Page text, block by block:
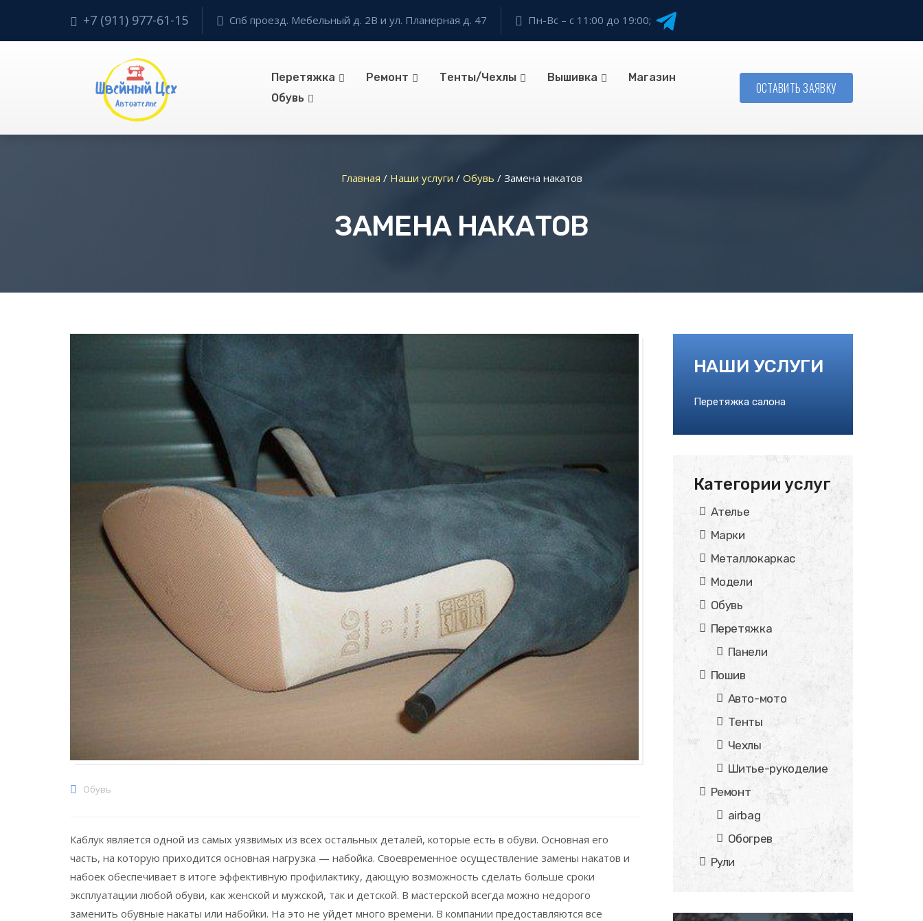
+7 (911) 977-61-15 Спб проезд. Мебельный д. 2В и ул. Планерная д. 47 Пн-Вс – с 11:00 до 19:00;
Перетяжка Ремонт Тенты/Чехлы Вышивка
Магазин
Обувь
ОСТАВИТЬ ЗАЯВКУ
Главная / Наши услуги / Обувь / Замена накатов
ЗАМЕНА НАКАТОВ
Обувь
Каблук является одной из самых уязвимых из всех остальных деталей, которые есть в обуви. Основная его
часть, на которую приходится основная нагрузка — набойка. Своевременное осуществление замены накатов и
набоек обеспечивает в итоге эффективную профилактику, дающую возможность сделать больше сроки
эксплуатации любой обуви, как женской и мужской, так и детской. В мастерской всегда можно недорого
заменить обувные накаты или набойки. На это не уйдет много времени. В компании предоставляются все
НАШИ УСЛУГИ
Перетяжка салона
Категории услуг
Ателье
Марки
Металлокаркас
Модели
Обувь
Перетяжка
Панели
Пошив
Авто-мото
Тенты
Чехлы
Шитье-рукоделие
Ремонт
airbag
Обогрев
Рули